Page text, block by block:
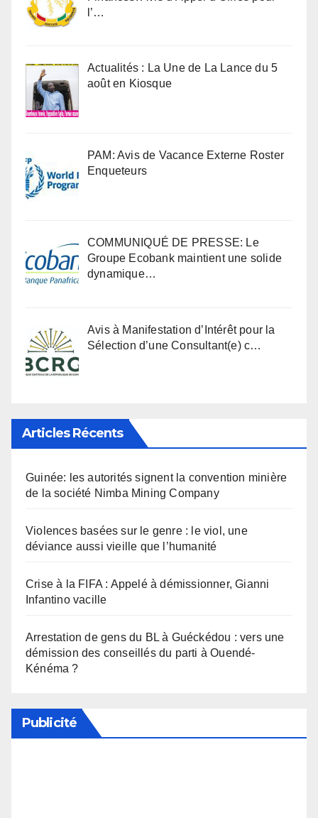
l’…
Actualités : La Une de La Lance du 5
août en Kiosque
PAM: Avis de Vacance Externe Roster
Enqueteurs
COMMUNIQUÉ DE PRESSE: Le
Groupe Ecobank maintient une solide
dynamique…
Avis à Manifestation d’Intérêt pour la
Sélection d’une Consultant(e) c…
Articles Récents
Guinée: les autorités signent la convention minière
de la société Nimba Mining Company
Violences basées sur le genre : le viol, une
déviance aussi vieille que l’humanité
Crise à la FIFA : Appelé à démissionner, Gianni
Infantino vacille
Arrestation de gens du BL à Guéckédou : vers une
démission des conseillés du parti à Ouendé-
Kénéma ?
Publicité